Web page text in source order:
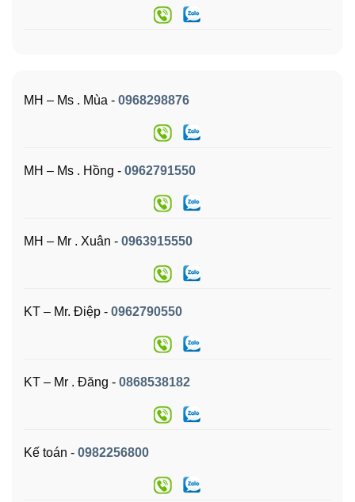
MH – Ms . Mùa - 0968298876
MH – Ms . Hồng - 0962791550
MH – Mr . Xuân - 0963915550
KT – Mr. Điệp - 0962790550
KT – Mr . Đăng - 0868538182
Kế toán - 0982256800